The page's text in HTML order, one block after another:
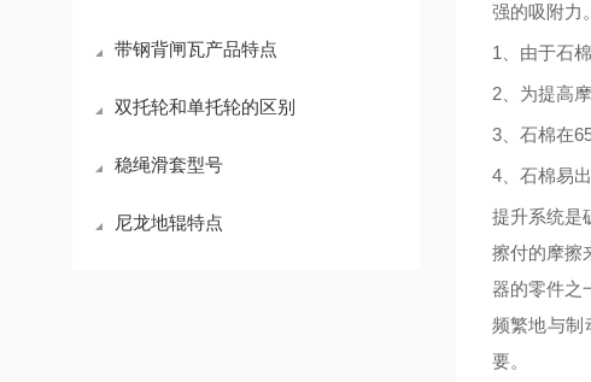
带钢背闸瓦产品特点
双托轮和单托轮的区别
稳绳滑套型号
尼龙地辊特点
强的吸附力
1、由于石
2、为提高
3、石棉在
4、石棉易
提升系统是
擦付的摩擦
器的零件之
频繁地与制
要。